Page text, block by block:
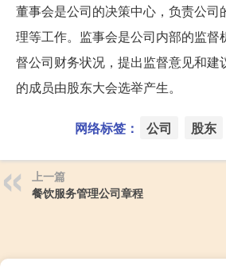
董事会是公司的决策中心，负责公司
理等工作。监事会是公司内部的监督
督公司财务状况，提出监督意见和建
的成员由股东大会选举产生。
网络标签： 公司 股东
上一篇
餐饮服务管理公司章程